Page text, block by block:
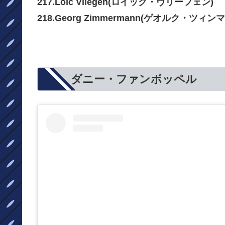
218.Georg Zimmermann(ゲオルク・ツィン
ダニー・ファンボッペル